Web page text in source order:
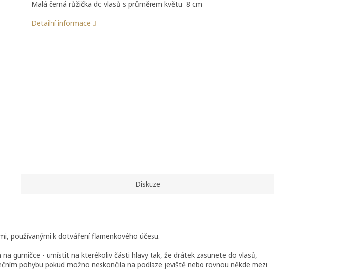
Malá černá růžička do vlasů s průměrem květu 8 cm
Detailní informace
Diskuze
používanými k dotváření flamenkového účesu.
gumičce - umístit na kterékoliv části hlavy tak, že drátek zasunete do vlasů,
pohybu pokud možno neskončila na podlaze jeviště nebo rovnou někde mezi